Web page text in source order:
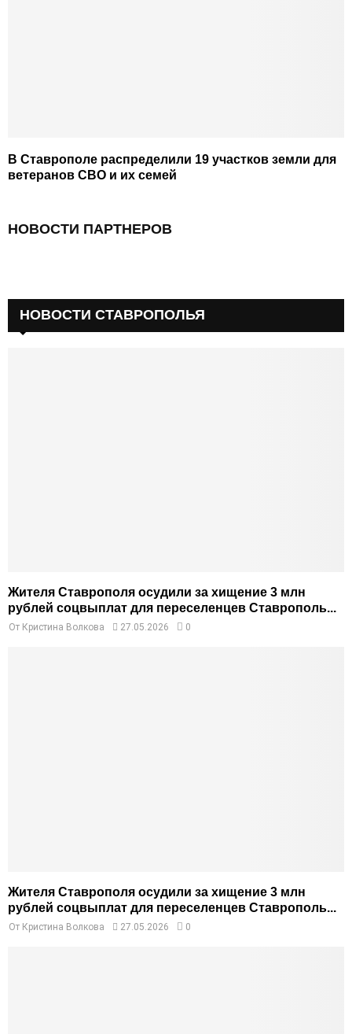
В Ставрополе распределили 19 участков земли для
ветеранов СВО и их семей
НОВОСТИ ПАРТНЕРОВ
НОВОСТИ СТАВРОПОЛЬЯ
Жителя Ставрополя осудили за хищение 3 млн
рублей соцвыплат для переселенцев Ставрополь...
От Кристина Волкова 27.05.2026 0
Жителя Ставрополя осудили за хищение 3 млн
рублей соцвыплат для переселенцев Ставрополь...
От Кристина Волкова 27.05.2026 0